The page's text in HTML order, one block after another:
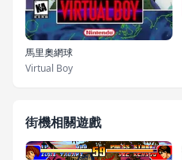
馬里奧網球
Virtual Boy
街機相關遊戲